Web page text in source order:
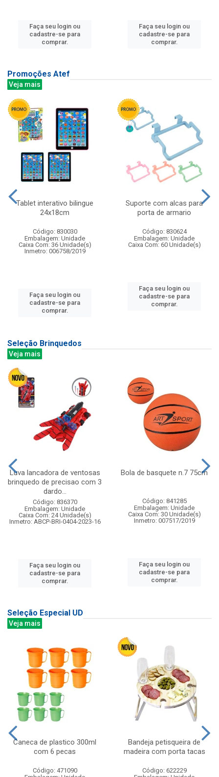
Faça seu login ou
cadastre-se para
comprar.
Faça seu login ou
cadastre-se para
comprar.
Promoções Atef
Veja mais
Tablet interativo bilingue
24x18cm
Código: 830030
Embalagem: Unidade
Caixa Com: 36 Unidade(s)
Inmetro: 006758/2019
Faça seu login ou
cadastre-se para
comprar.
Suporte com alcas para
porta de armario
Código: 830624
Embalagem: Unidade
Caixa Com: 60 Unidade(s)
Faça seu login ou
cadastre-se para
comprar.
Seleção Brinquedos
Veja mais
Luva lancadora de ventosas
brinquedo de precisao com 3
dardo...
Código: 836370
Embalagem: Unidade
Caixa Com: 24 Unidade(s)
Inmetro: ABCP-BRI-0404-2023-16
Faça seu login ou
cadastre-se para
comprar.
Bola de basquete n.7 75cm
Código: 841285
Embalagem: Unidade
Caixa Com: 30 Unidade(s)
Inmetro: 007517/2019
Faça seu login ou
cadastre-se para
comprar.
Seleção Especial UD
Veja mais
Caneca de plastico 300ml
com 6 pecas
Código: 471090
Bandeja petisqueira de
madeira com porta tacas
Código: 622229